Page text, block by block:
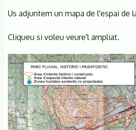
curs
Maig
CSM
Us adjuntem un mapa de l'espai de
Cliqueu si voleu veure'l ampliat.